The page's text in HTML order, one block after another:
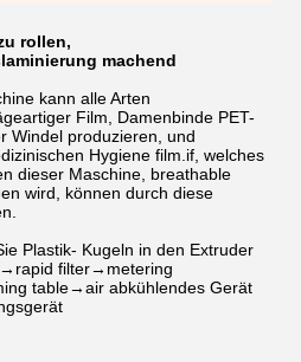
rollen,
machend
kann alle Arten
Film, Damenbinde PET-
Windel produzieren, und
Hygiene film.if, welches
dieser Maschine, breathable
wird, können durch diese
Plastik- Kugeln in den Extruder
filter→metering
table→air abkühlendes Gerät